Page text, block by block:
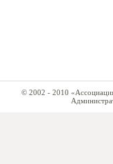
© 2002 - 2010 «Ассоциация